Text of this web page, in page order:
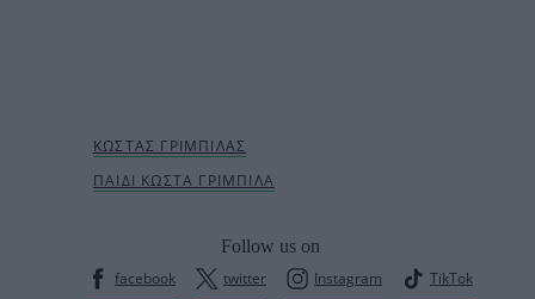
Follow us on
facebook
twitter Instagram TikTok